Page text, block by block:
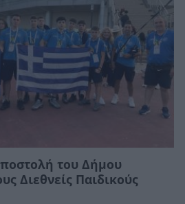
του Δήμου
Διεθνείς Παιδικούς